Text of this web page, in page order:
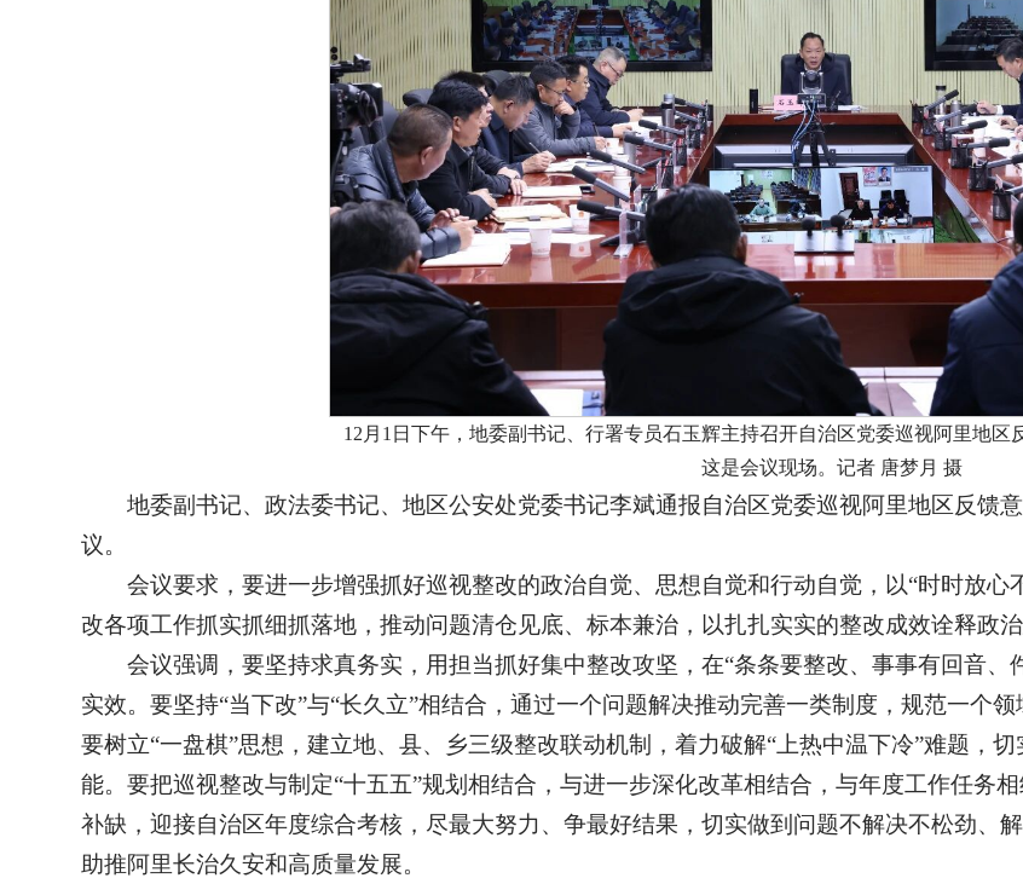
12月1日下午，地委副书记、行署专员石玉辉主持召开自治区党委巡视阿里地区
这是会议现场。记者 唐梦月 摄
地委副书记、政法委书记、地区公安处党委书记李斌通报自治区党委巡视阿里地区反馈
议。
会议要求，要进一步增强抓好巡视整改的政治自觉、思想自觉和行动自觉，以“时时放心
改各项工作抓实抓细抓落地，推动问题清仓见底、标本兼治，以扎扎实实的整改成效诠释政治
会议强调，要坚持求真务实，用担当抓好集中整改攻坚，在“条条要整改、事事有回音
实效。要坚持“当下改”与“长久立”相结合，通过一个问题解决推动完善一类制度，规范一个
要树立“一盘棋”思想，建立地、县、乡三级整改联动机制，着力破解“上热中温下冷”难题，
能。要把巡视整改与制定“十五五”规划相结合，与进一步深化改革相结合，与年度工作任务
补缺，迎接自治区年度综合考核，尽最大努力、争最好结果，切实做到问题不解决不松劲、
助推阿里长治久安和高质量发展。